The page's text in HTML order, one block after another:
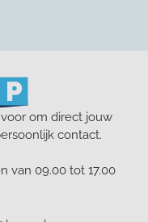
om direct jouw
contact.
van 09.00 tot 17.00